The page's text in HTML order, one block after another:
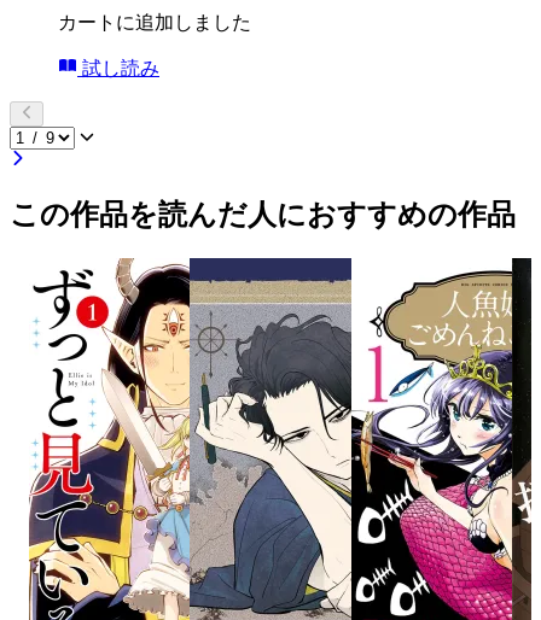
カートに追加しました
試し読み
この作品を読んだ人におすすめの作品